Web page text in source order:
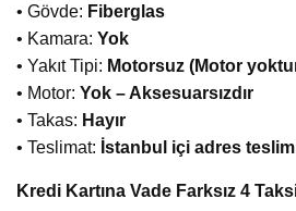
• Gövde: Fiberglas
• Kamara: Yok
• Yakıt Tipi: Motorsuz (Motor
• Motor: Yok – Aksesuarsızdır
• Takas: Hayır
• Teslimat: İstanbul içi adres teslim
Kredi Kartına Vade Farksız 4